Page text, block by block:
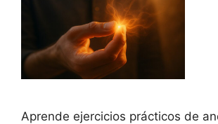
Aprende ejercicios prácticos de